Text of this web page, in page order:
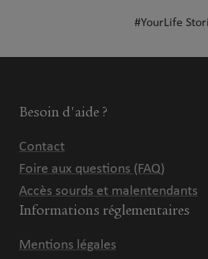
#YourLife
Besoin d'aide ?
Contact
Foire aux questions (FAQ)
Accès sourds et malentendants
Informations réglementaires
Mentions légales